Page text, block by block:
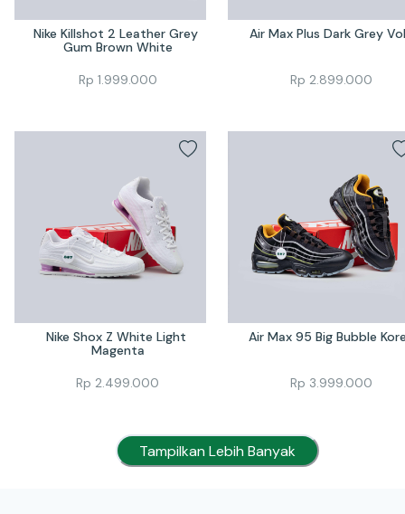
Nike Killshot 2 Leather Grey
Gum Brown White
Rp 1.999.000
Air Max Plus Dark Grey
Rp 2.899.000
Nike Shox Z White Light
Magenta
Rp 2.499.000
Air Max 95 Big Bubble
Rp 3.999.000
Tampilkan Lebih Banyak